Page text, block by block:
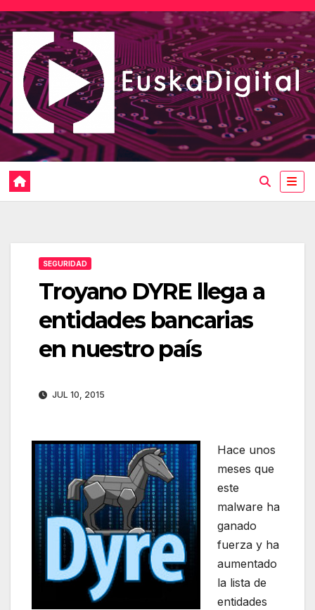
Saltar
al
contenido
SEGURIDAD
Troyano DYRE llega a
entidades bancarias
en nuestro país
JUL 10, 2015
Hace unos
meses que
este
malware ha
ganado
fuerza y ha
aumentado
la lista de
entidades